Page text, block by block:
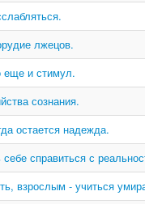
лжецов.
еще и стимул.
сознания.
остается надежда.
справиться с
взрослым - учиться